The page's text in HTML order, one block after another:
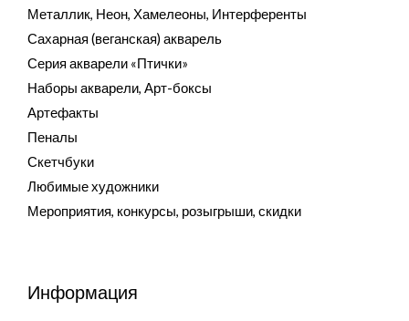
Металлик, Неон, Хамелеоны, Интерференты
Сахарная (веганская) акварель
Серия акварели «Птички»
Наборы акварели, Арт-боксы
Артефакты
Пеналы
Скетчбуки
Любимые художники
Мероприятия, конкурсы, розыгрыши, скидки
Информация